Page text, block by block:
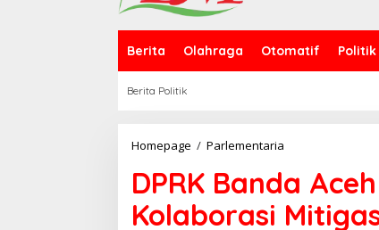
Berita Olahraga Otomatif Politik
Berita Politik
Homepage / Parlementaria
R
K
B
a
DPRK Banda
Kolaborasi